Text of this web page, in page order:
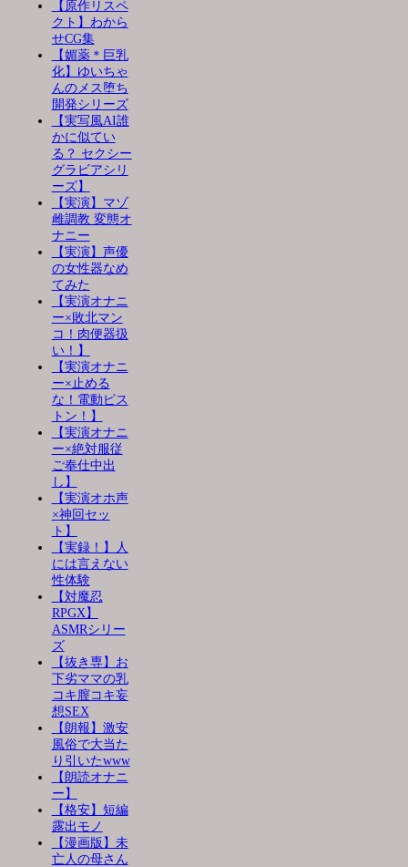
【原作リスペ
クト】わから
せCG集
【媚薬＊巨乳
化】ゆいちゃ
んのメス堕ち
開発シリーズ
【実写風AI誰
かに似てい
る？ セクシー
グラビアシリ
ーズ】
【実演】マゾ
雌調教 変態オ
ナニー
【実演】声優
の女性器なめ
てみた
【実演オナニ
ー×敗北マン
コ！肉便器扱
い！】
【実演オナニ
ー×止める
な！電動ピス
トン！】
【実演オナニ
ー×絶対服従
ご奉仕中出
し】
【実演オホ声
×神回セッ
ト】
【実録！】人
には言えない
性体験
【対魔忍
RPGX】
ASMRシリー
ズ
【抜き専】お
下劣ママの乳
コキ膣コキ妄
想SEX
【朗報】激安
風俗で大当た
り引いたwww
【朗読オナニ
ー】
【格安】短編
露出モノ
【漫画版】未
亡人の母さん